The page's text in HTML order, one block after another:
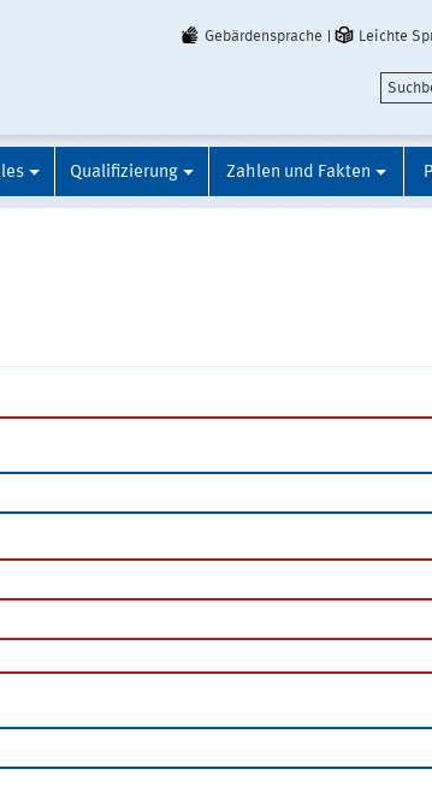
Gebärdensprache Leichte
Qualifizierung Zahlen und Fakten